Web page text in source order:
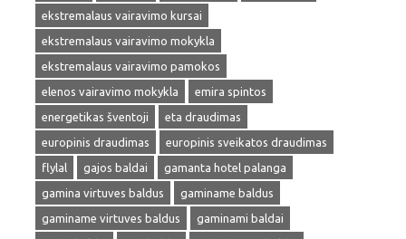
ekstremalaus vairavimo kursai
ekstremalaus vairavimo mokykla
ekstremalaus vairavimo pamokos
elenos vairavimo mokykla
emira spintos
energetikas šventoji
eta draudimas
europinis draudimas
europinis sveikatos draudimas
flylal
gajos baldai
gamanta hotel palanga
gamina virtuves baldus
gaminame baldus
gaminame virtuves baldus
gaminami baldai